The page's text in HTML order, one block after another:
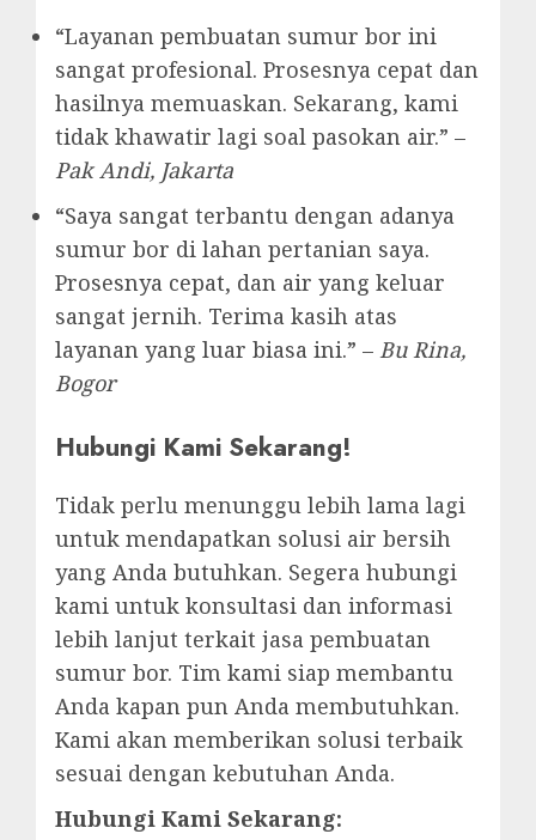
“Layanan pembuatan sumur bor ini
sangat profesional. Prosesnya cepat dan
hasilnya memuaskan. Sekarang, kami
tidak khawatir lagi soal pasokan air.” –
Pak Andi, Jakarta
“Saya sangat terbantu dengan adanya
sumur bor di lahan pertanian saya.
Prosesnya cepat, dan air yang keluar
sangat jernih. Terima kasih atas
layanan yang luar biasa ini.” – Bu Rina,
Bogor
Hubungi Kami Sekarang!
Tidak perlu menunggu lebih lama lagi
untuk mendapatkan solusi air bersih
yang Anda butuhkan. Segera hubungi
kami untuk konsultasi dan informasi
lebih lanjut terkait jasa pembuatan
sumur bor. Tim kami siap membantu
Anda kapan pun Anda membutuhkan.
Kami akan memberikan solusi terbaik
sesuai dengan kebutuhan Anda.
Hubungi Kami Sekarang: